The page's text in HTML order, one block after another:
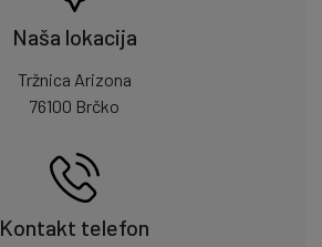
Naša lokacija
Tržnica Arizona
76100 Brčko
Kontakt telefon